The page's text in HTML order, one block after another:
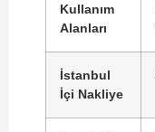
Kullanım
Alanları
İstanbul
İçi Nakliye